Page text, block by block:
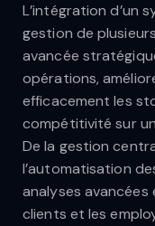
L’intégration d’un
gestion de
avancée
opérations,
efficacement les
compétitivité sur
De la gestion
l’automatisation
analyses
clients et les